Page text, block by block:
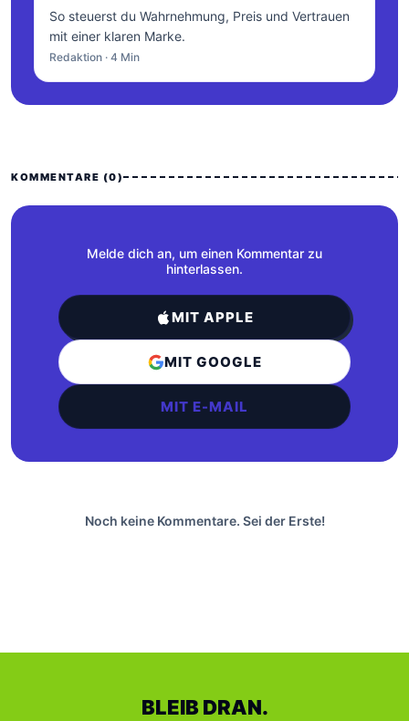
So steuerst du Wahrnehmung, Preis und Vertrauen
mit einer klaren Marke.
Redaktion · 4 Min
KOMMENTARE (0)
Melde dich an, um einen Kommentar zu
hinterlassen.
MIT APPLE
MIT GOOGLE
MIT E-MAIL
Noch keine Kommentare. Sei der Erste!
BLEIB DRAN.